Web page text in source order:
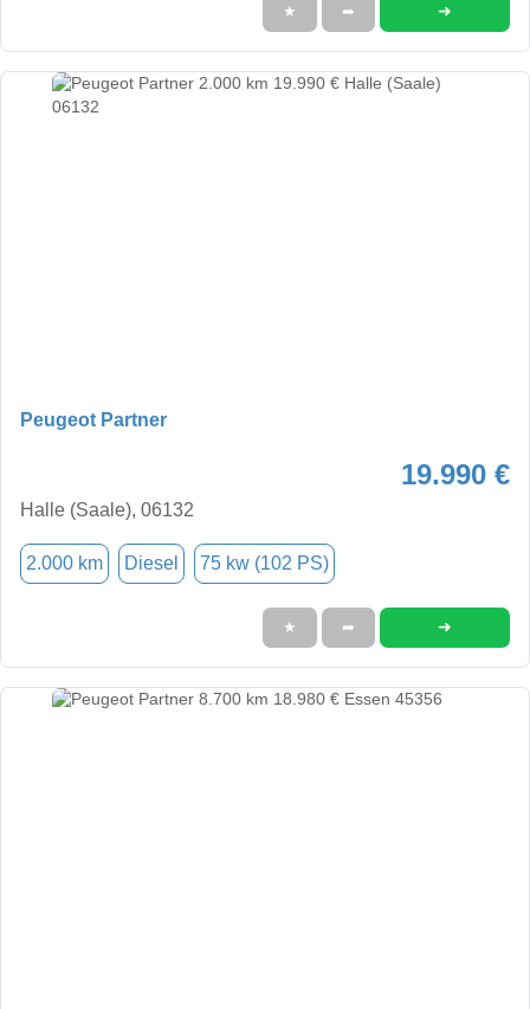
★ ➦ ➜
Peugeot Partner
19.990 €
Halle (Saale), 06132
2.000 km Diesel 75 kw (102 PS)
★ ➦ ➜